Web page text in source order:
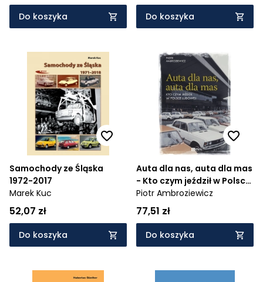
Do koszyka Do koszyka
Samochody ze Śląska
1972-2017
Marek Kuc
52,07 zł
Do koszyka
Auta dla nas, auta dla mas
- Kto czym jeździł w Polsce
Ludowej
Piotr Ambroziewicz
77,51 zł
Do koszyka